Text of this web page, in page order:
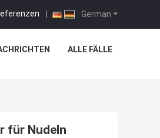
German
|
ALLE FÄLLE
für Nudeln